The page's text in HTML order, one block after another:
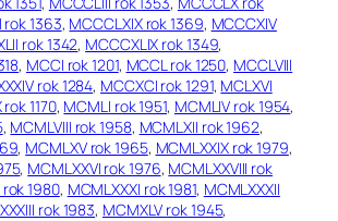
rok 1363, MCCCLXIX rok 1369, MCCCXIV
rok 1342, MCCCXLIX rok 1349
, MCCI rok 1201, MCCL rok 1250, MCCLVIII
rok 1284, MCCXCI rok 1291, MCLXVI
1170, MCMLI rok 1951, MCMLIV rok 1954
, MCMLVIII rok 1958, MCMLXII rok 1962
, MCMLXV rok 1965, MCMLXXIX rok 1979
, MCMLXXVI rok 1976, MCMLXXVIII rok
rok 1980, MCMLXXXI rok 1981, MCMLXXXII
rok 1983, MCMXLV rok 1945